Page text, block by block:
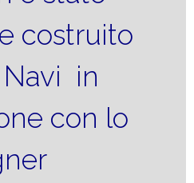
costruito
in
con lo